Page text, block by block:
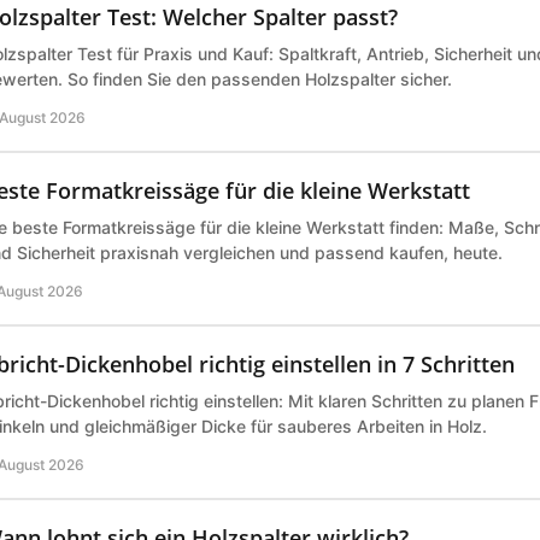
Test: Welcher Spalter passt?
Test für Praxis und Kauf: Spaltkraft, Antrieb, Sicherheit
So finden Sie den passenden Holzspalter sicher.
2026
Formatkreissäge für die kleine Werkstatt
beste Formatkreissäge für die kleine Werkstatt finden: Maße,
Sicherheit praxisnah vergleichen und passend kaufen, heute.
2026
Dickenhobel richtig einstellen in 7 Schritten
Dickenhobel richtig einstellen: Mit klaren Schritten zu planen
und gleichmäßiger Dicke für sauberes Arbeiten in Holz.
2026